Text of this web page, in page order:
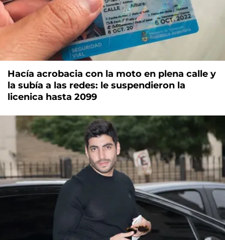
Hacía acrobacia con la moto en plena calle y
la subía a las redes: le suspendieron la
licenica hasta 2099